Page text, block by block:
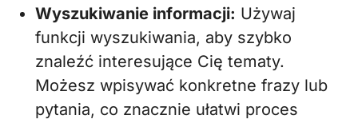
Wyszukiwanie informacji: Używaj
funkcji wyszukiwania, aby szybko
znaleźć interesujące Cię tematy.
Możesz wpisywać konkretne frazy lub
pytania, co znacznie ułatwi proces